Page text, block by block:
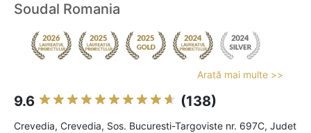
Soudal Romania
Arată mai multe >>
9.6 (138)
Crevedia, Crevedia, Sos. Bucuresti-Targoviste nr. 697C, Judet